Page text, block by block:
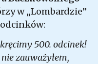
w „Lombardzie”
500. odcinek!
zauważyłem,